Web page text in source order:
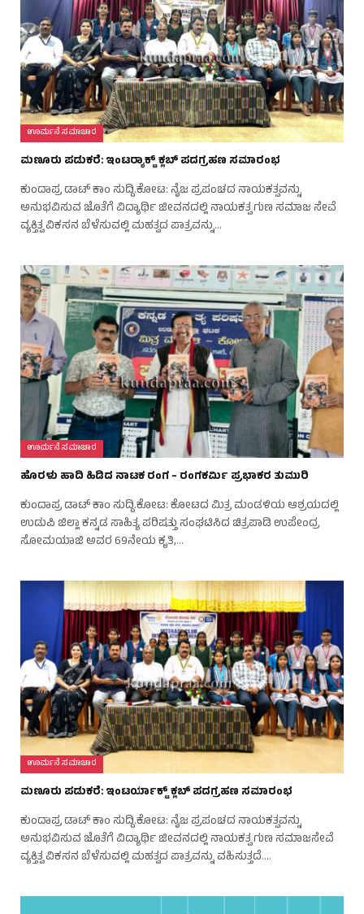
ಊರ್ಮನೆ ಸಮಾಚಾರ
ಮಣೂರು ಪಡುಕರೆ: ಇಂಟರ‍್ಯಾಕ್ಟ್ ಕ್ಲಬ್ ಪದಗ್ರಹಣ ಸಮಾರಂಭ
ಕುಂದಾಪ್ರ ಡಾಟ್‌ ಕಾಂ ಸುದ್ದಿ.ಕೋಟ: ನೈಜ ಪ್ರಪಂಚದ ನಾಯಕತ್ವವನ್ನು
ಅನುಭವಿಸುವ ಜೊತೆಗೆ ವಿದ್ಯಾರ್ಥಿ ಜೀವನದಲ್ಲಿ ನಾಯಕತ್ವ ಗುಣ ಸಮಾಜ ಸೇವೆ
ವ್ಯಕ್ತಿತ್ವ ವಿಕಸನ ಬೆಳೆಸುವಲ್ಲಿ ಮಹತ್ವದ ಪಾತ್ರವನ್ನು…
ಊರ್ಮನೆ ಸಮಾಚಾರ
ಹೊರಳು ಹಾದಿ ಹಿಡಿದ ನಾಟಕ ರಂಗ – ರಂಗಕರ್ಮಿ ಪ್ರಭಾಕರ ತುಮುರಿ
ಕುಂದಾಪ್ರ ಡಾಟ್‌ ಕಾಂ ಸುದ್ದಿ.ಕೋಟ: ಕೋಟದ ಮಿತ್ರ ಮಂಡಳಿಯ ಆಶ್ರಯದಲ್ಲಿ
ಉಡುಪಿ ಜಿಲ್ಲಾ ಕನ್ನಡ ಸಾಹಿತ್ಯ ಪರಿಷತ್ತು ಸಂಘಟಿಸಿದ ಚಿತ್ರಪಾಡಿ ಉಪೇಂದ್ರ
ಸೋಮಯಾಜಿ ಅವರ 69ನೇಯ ಕೃತಿ,…
ಊರ್ಮನೆ ಸಮಾಚಾರ
ಮಣೂರು ಪಡುಕರೆ: ಇಂಟರ್ಯಾಕ್ಟ್ ಕ್ಲಬ್ ಪದಗ್ರಹಣ ಸಮಾರಂಭ
ಕುಂದಾಪ್ರ ಡಾಟ್‌ ಕಾಂ ಸುದ್ದಿ.ಕೋಟ: ನೈಜ ಪ್ರಪಂಚದ ನಾಯಕತ್ವವನ್ನು
ಅನುಭವಿಸುವ ಜೊತೆಗೆ ವಿದ್ಯಾರ್ಥಿ ಜೀವನದಲ್ಲಿ ನಾಯಕತ್ವ ಗುಣ ಸಮಾಜಸೇವೆ
ವ್ಯಕ್ತಿತ್ವ ವಿಕಸನ ಬೆಳೆಸುವಲ್ಲಿ ಮಹತ್ವದ ಪಾತ್ರವನ್ನು ವಹಿಸುತ್ತದೆ.…